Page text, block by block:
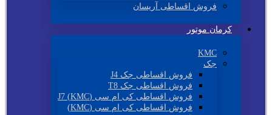
فروش اقساطی آریسان
کرمان موتور
KMC
جک
فروش اقساطی جک J4
فروش اقساطی جک T8
فروش اقساطی کی ام سی (KMC) J7
فروش اقساطی کی ام سی (KMC)